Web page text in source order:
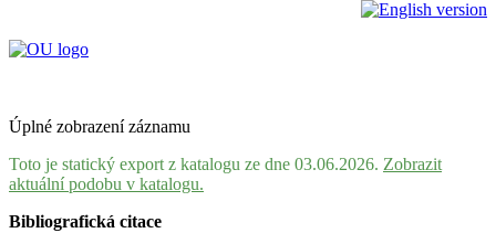
Úplné zobrazení záznamu
Toto je statický export z katalogu ze dne 03.06.2026. Zobrazit
aktuální podobu v katalogu.
Bibliografická citace